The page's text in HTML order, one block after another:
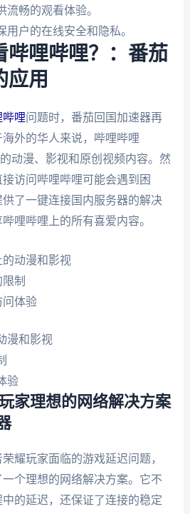
畅的观看体验。
户的在线安全和隐私。
哔哩哔哩？：番茄
应用
哩问题时，番茄回国加速器再
外的华人来说，哔哩哔哩
动漫、影视和原创视频内容。然
访问哔哩哔哩可能会遇到困
了一键连接国内服务器的解决
哩哔哩上的所有喜爱内容。
动漫和影视
制
体验
漫和影视
验
家理想的网络解决方案
耀玩家面临的游戏延迟问题，
个理想的网络解决方案。它不
的延迟，还保证了连接的稳定